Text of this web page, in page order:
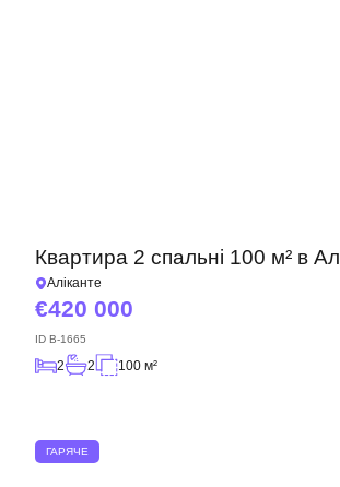
Квартира 2 спальні 100 м² в
Аліканте
420 000
ID B-1665
2 2 100 м²
ГАРЯЧЕ